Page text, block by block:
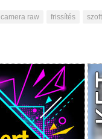
camera raw frissítés